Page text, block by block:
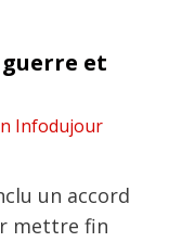
et
Infodujour
un accord
mettre fin